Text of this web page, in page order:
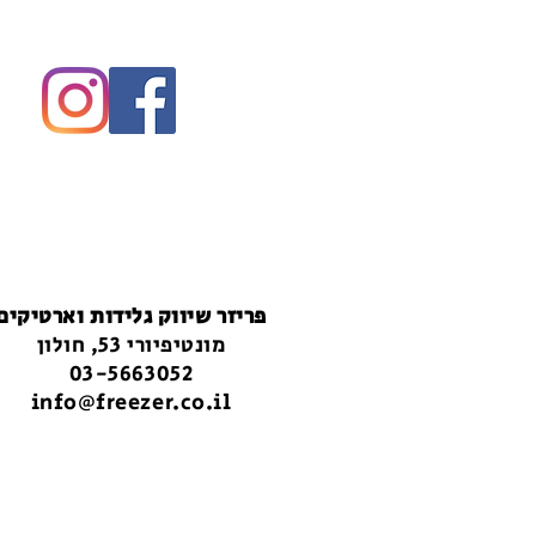
פריזר שיווק גלידות
מונטיפיורי 53, חולון
03-5663052
info@freezer.co.il